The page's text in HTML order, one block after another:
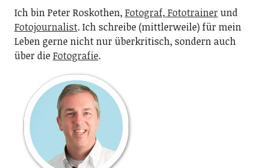
Ich bin Peter Roskothen, Fotograf, Fototrainer und
Fotojournalist. Ich schreibe (mittlerweile) für mein
Leben gerne nicht nur überkritisch, sondern auch
über dieFotografie.